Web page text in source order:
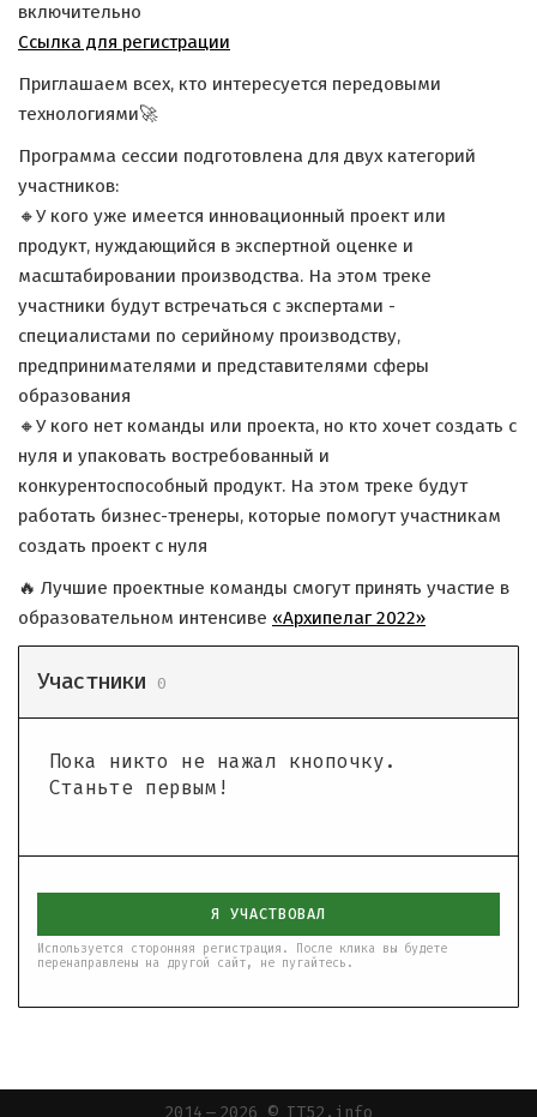
включительно
Ссылка для регистрации
Приглашаем всех, кто интересуется передовыми
технологиями🚀
Программа сессии подготовлена для двух категорий
участников:
🔸У кого уже имеется инновационный проект или
продукт, нуждающийся в экспертной оценке и
масштабировании производства. На этом треке
участники будут встречаться с экспертами -
специалистами по серийному производству,
предпринимателями и представителями сферы
образования
🔸У кого нет команды или проекта, но кто хочет создать с
нуля и упаковать востребованный и
конкурентоспособный продукт. На этом треке будут
работать бизнес-тренеры, которые помогут участникам
создать проект с нуля
🔥 Лучшие проектные команды смогут принять участие в
образовательном интенсиве «Архипелаг 2022»
Участники 0
Пока никто не нажал кнопочку.
Станьте первым!
Я УЧАСТВОВАЛ
Используется сторонняя регистрация. После клика вы будете
перенаправлены на другой сайт, не пугайтесь.
2014 — 2026 © IT52.info